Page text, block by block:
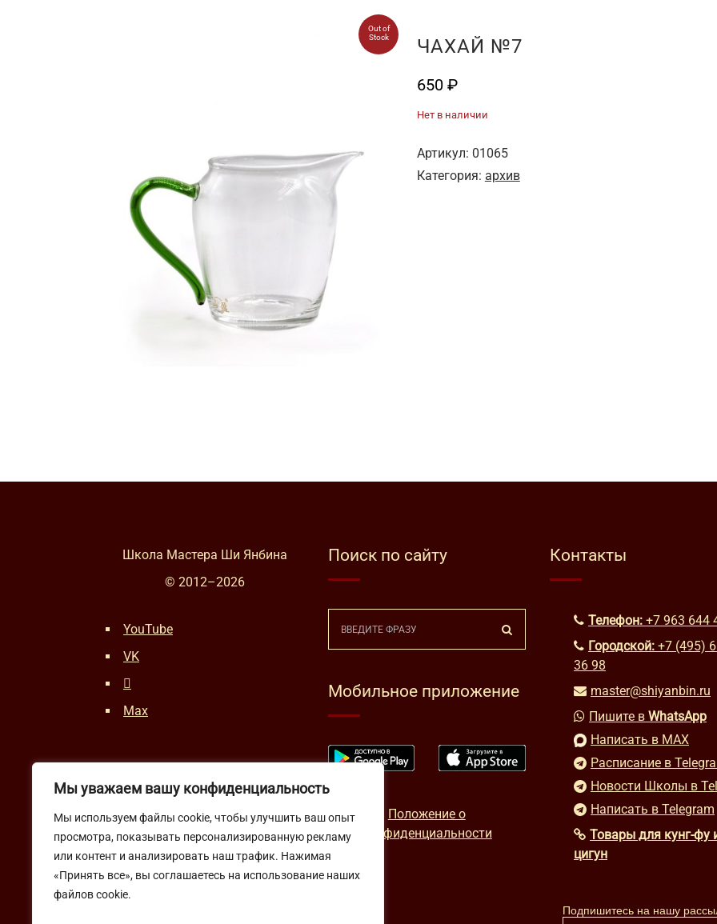
Мы уважаем вашу конфиденциальность
Мы используем файлы cookie, чтобы улучшить ваш опыт
просмотра, показывать персонализированную рекламу
или контент и анализировать наш трафик. Нажимая
«Принять все», вы соглашаетесь на использование наших
файлов cookie.
Out of
Stock
ЧАХАЙ №7
650 ₽
Нет в наличии
Артикул: 01065
Категория: архив
Школа Мастера Ши Янбина
© 2012–2026
YouTube
VK
Max
Поиск по сайту
Мобильное приложение
Положение о
конфиденциальности
Контакты
Телефон: +7 963 644
Городской: +7 (495)
36 98
master@shiyanbin.ru
Пишите в WhatsApp
Написать в MAX
Расписание в
Новости Школы в
Написать в Telegram
Товары для кунг-фу
цигун
Подпишитесь на нашу